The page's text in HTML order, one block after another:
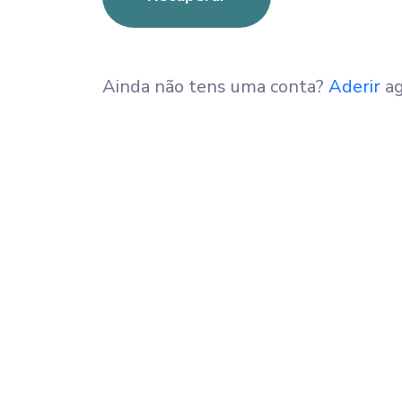
Ainda não tens uma conta? Aderir